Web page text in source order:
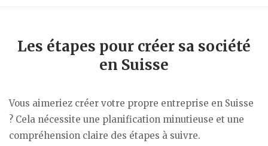
Les étapes pour créer sa société
en Suisse
Vous aimeriez créer votre propre entreprise en Suisse
? Cela nécessite une planification minutieuse et une
compréhension claire des étapes à suivre.